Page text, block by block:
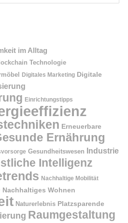
im Alltag
Technologie
Digitales Marketing Digitale
Einrichtungstipps
Erneuerbare
Ernährung
Gesundheitswesen Industrie
Intelligenz
Nachhaltige Mobilität
Nachhaltiges Wohnen
Naturerlebnis Platzsparende
Raumgestaltung